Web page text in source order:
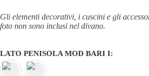
Gli elementi decorativi, i cuscini e gli
foto non sono inclusi nel divano.
LATO PENISOLA MOD BARI I